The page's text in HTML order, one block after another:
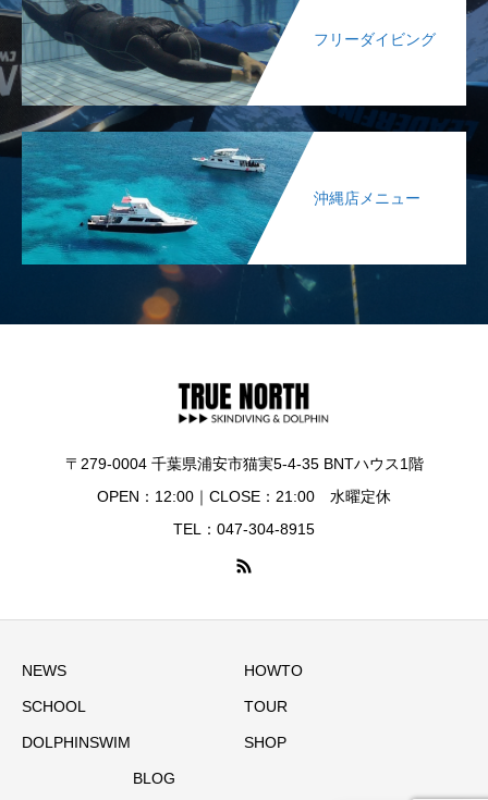
フリーダイビング
沖縄店メニュー
〒279-0004 千葉県浦安市猫実5-4-35 BNTハウス1階
OPEN：12:00｜CLOSE：21:00 水曜定休
TEL：047-304-8915
NEWS HOWTO
SCHOOL TOUR
DOLPHINSWIM SHOP
BLOG